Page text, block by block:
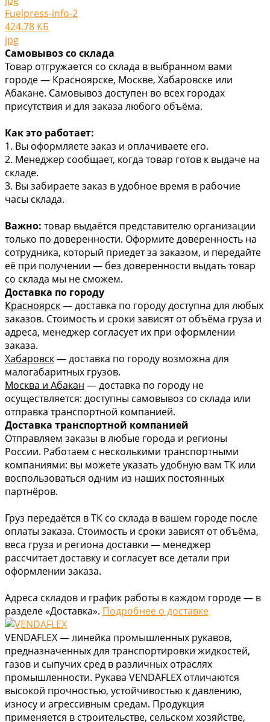
Fuelpress-info-2
424.78 КБ
jpg
Самовывоз со склада
Товар отгружается со склада в выбранном вами
городе — Красноярске, Москве, Хабаровске или
Абакане. Самовывоз доступен во всех городах
присутствия и для заказа любого объёма.
Как это работает:
1. Вы оформляете заказ и оплачиваете его.
2. Менеджер сообщает, когда товар готов к выдаче на
складе.
3. Вы забираете заказ в удобное время в рабочие
часы склада.
Важно: товар выдаётся представителю организации
только по доверенности. Оформите доверенность на
сотрудника, который приедет за заказом, и передайте
её при получении — без доверенности выдать товар
со склада мы не сможем.
Доставка по городу
Красноярск— доставка по городу доступна для любых
заказов. Стоимость и сроки зависят от объёма груза и
адреса, менеджер согласует их при оформлении
заказа.
Хабаровск— доставка по городу возможна для
малогабаритных грузов.
Москва и Абакан — доставка по городу не
осуществляется: доступны самовывоз со склада или
отправка транспортной компанией.
Доставка транспортной компанией
Отправляем заказы в любые города и регионы
России. Работаем с несколькими транспортными
компаниями: вы можете указать удобную вам ТК или
воспользоваться одним из наших постоянных
партнёров.
Груз передаётся в ТК со склада в вашем городе после
оплаты заказа. Стоимость и сроки зависят от объёма,
веса груза и региона доставки — менеджер
рассчитает доставку и согласует все детали при
оформлении заказа.
Адреса складов и график работы в каждом городе — в
разделе «Доставка». Подробнее о доставке
VENDAFLEX — линейка промышленных рукавов,
предназначенных для транспортировки жидкостей,
газов и сыпучих сред в различных отраслях
промышленности. Рукава VENDAFLEX отличаются
высокой прочностью, устойчивостью к давлению,
износу и агрессивным средам. Продукция
применяется в строительстве, сельском хозяйстве,